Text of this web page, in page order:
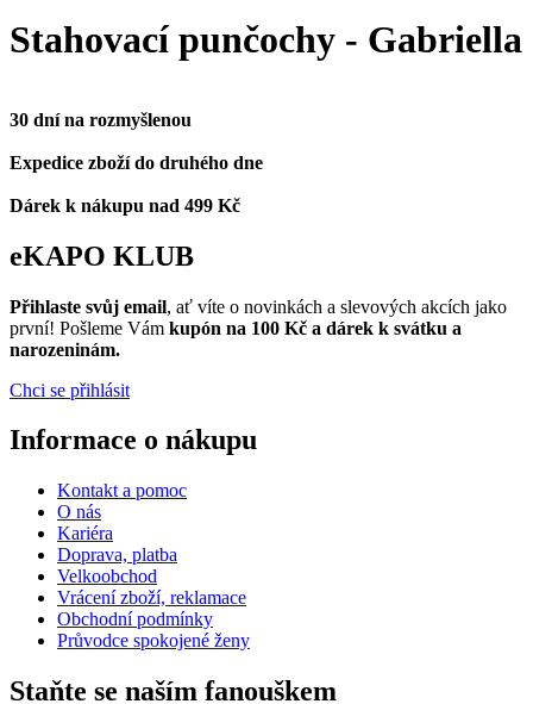
Stahovací punčochy - Gabriella
30 dní na rozmyšlenou
Expedice zboží do druhého dne
Dárek k nákupu nad 499 Kč
eKAPO KLUB
Přihlaste svůj email, ať víte o novinkách a slevových akcích jako
první! Pošleme Vám kupón na 100 Kč a dárek k svátku a
narozeninám.
Chci se přihlásit
Informace o nákupu
Kontakt a pomoc
O nás
Kariéra
Doprava, platba
Velkoobchod
Vrácení zboží, reklamace
Obchodní podmínky
Průvodce spokojené ženy
Staňte se naším fanouškem